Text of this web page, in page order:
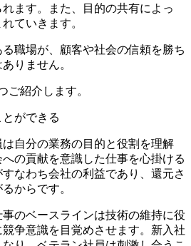
ます。また、目的の共有によっ
ていきます。
職場が、顧客や社会の信頼を勝ち
りません。
ご紹介します。
ができる
自分の業務の目的と役割を理解
の貢献を意識した仕事を心掛ける
なわち会社の利益であり、還元さ
からです。
のベースラインは技術の維持に役
争意識を目覚めさせます。新入社